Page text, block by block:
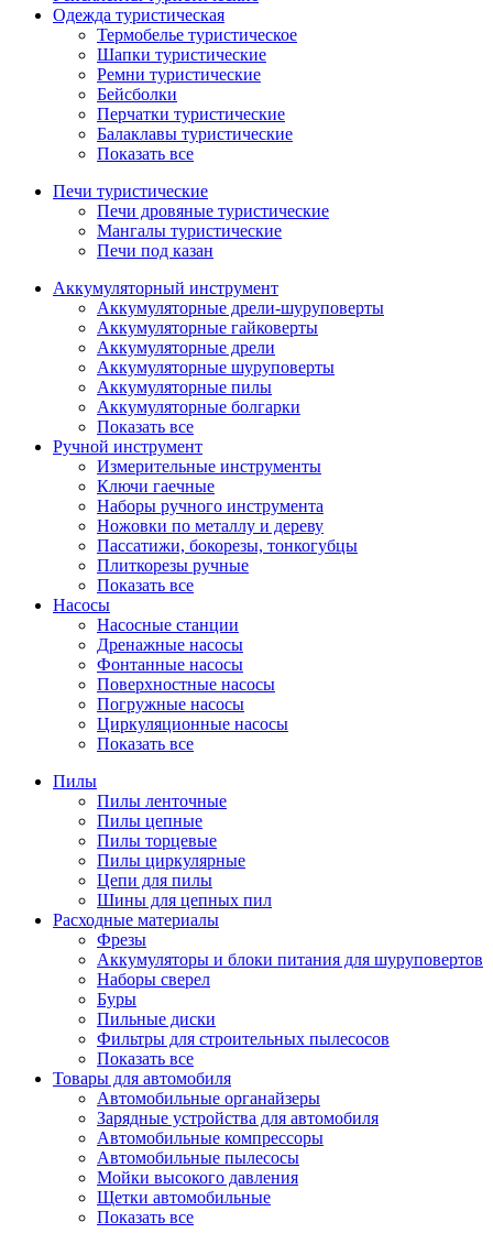
Одежда туристическая
Термобелье туристическое
Шапки туристические
Ремни туристические
Бейсболки
Перчатки туристические
Балаклавы туристические
Показать все
Печи туристические
Печи дровяные туристические
Мангалы туристические
Печи под казан
Аккумуляторный инструмент
Аккумуляторные дрели-шуруповерты
Аккумуляторные гайковерты
Аккумуляторные дрели
Аккумуляторные шуруповерты
Аккумуляторные пилы
Аккумуляторные болгарки
Показать все
Ручной инструмент
Измерительные инструменты
Ключи гаечные
Наборы ручного инструмента
Ножовки по металлу и дереву
Пассатижи, бокорезы, тонкогубцы
Плиткорезы ручные
Показать все
Насосы
Насосные станции
Дренажные насосы
Фонтанные насосы
Поверхностные насосы
Погружные насосы
Циркуляционные насосы
Показать все
Пилы
Пилы ленточные
Пилы цепные
Пилы торцевые
Пилы циркулярные
Цепи для пилы
Шины для цепных пил
Расходные материалы
Фрезы
Аккумуляторы и блоки питания для шуруповертов
Наборы сверел
Буры
Пильные диски
Фильтры для строительных пылесосов
Показать все
Товары для автомобиля
Автомобильные органайзеры
Зарядные устройства для автомобиля
Автомобильные компрессоры
Автомобильные пылесосы
Мойки высокого давления
Щетки автомобильные
Показать все